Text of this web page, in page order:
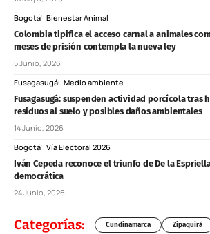
Bogotá Bienestar Animal
Colombia tipifica el acceso carnal a animales
meses de prisión contempla la nueva ley
5 Junio, 2026
Fusagasugá Medio ambiente
Fusagasugá: suspenden actividad porcícola tras
residuos al suelo y posibles daños ambientales
14 Junio, 2026
Bogotá Vía Electoral 2026
Iván Cepeda reconoce el triunfo de De la
democrática
24 Junio, 2026
Categorías: Cundinamarca Zipaquirá